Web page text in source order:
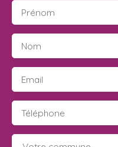
Prénom
Nom
Email
Téléphone